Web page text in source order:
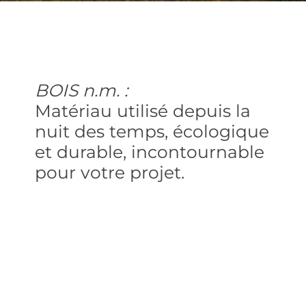
BOIS n.m. :
Matériau utilisé depuis la
nuit des temps, écologique
et durable, incontournable
pour votre projet.